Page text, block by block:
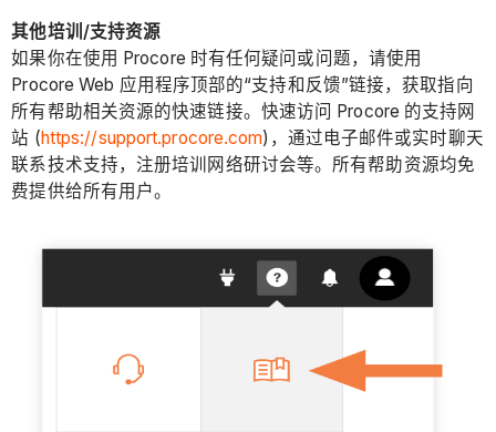
其他培训/支持资源
如果你在使用 Procore 时有任何疑问或问题，请使用
Procore Web 应用程序顶部的“支持和反馈”链接，获取指向
所有帮助相关资源的快速链接。快速访问 Procore 的支持网
站 (https://support.procore.com)，通过电子邮件或实时聊天
联系技术支持，注册培训网络研讨会等。所有帮助资源均免
费提供给所有用户。